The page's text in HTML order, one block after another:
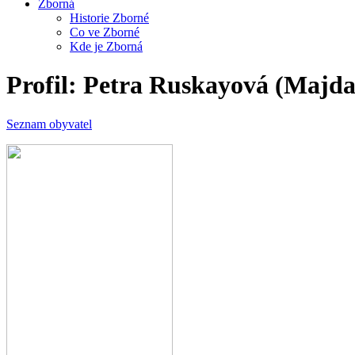
Zborná
Historie Zborné
Co ve Zborné
Kde je Zborná
Profil: Petra Ruskayová
Seznam obyvatel